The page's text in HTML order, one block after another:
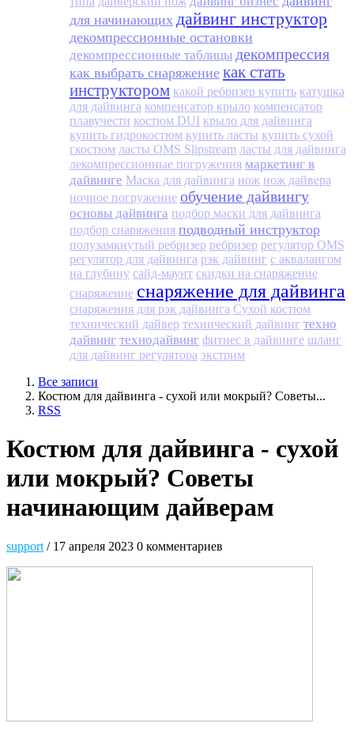
для начинающих дайвинг инструктор
декомпрессионные остановки
декомпрессионные таблицы декомпрессия
как выбрать снаряжение как стать
инструктором какой ребризер купить катушка
для дайвинга компенсатор крыло компенсатор
плавучести костюм DUI крыло для дайвинга
купить гидрокостюм купить ласты купить сухой
гкостюм ласты OMS Slipstream ласты для дайвинга
лекомпрессионные погружения маркетинг в
дайвинге Маска для дайвинга нож нож дайвера
ночное погружение обучение дайвингу
основы дайвинга подбор маски для дайвинга
подбор снаряжения подводный инструктор
полузамкнутый ребризер ребризер регулятор OMS
регулятор для дайвинга рэк дайвинг с аквалангом
на глубину сайд-маунт скидки на снаряжение
снаряжение снаряжение для дайвинга
снаряжения для рэк дайвинга Сухой костюм
технический дайвер технический дайвинг техно
дайвинг технодайвинг фитнес в дайвинге шланг
для дайвинг регулятора экстрим
Все записи
Костюм для дайвинга - сухой или мокрый? Советы...
RSS
Костюм для дайвинга - сухой
или мокрый? Советы
начинающим дайверам
support / 17 апреля 2023 0 комментариев